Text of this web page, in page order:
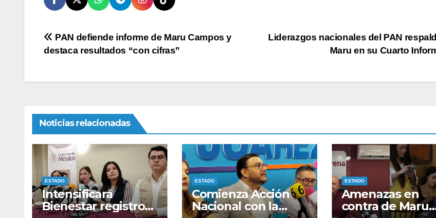
Navegación
entradas
Liderazgos nacionales del PAN
Maru en su Cuarto
PAN defiende informe de Maru Campos y
destaca resultados “con cifras”
Noticias relacionadas
ESTADO
Intensificará
Bienestar registro
ESTADO
Comienza Acción
Nacional con la
ESTADO
Amenazas en
contra de Maru